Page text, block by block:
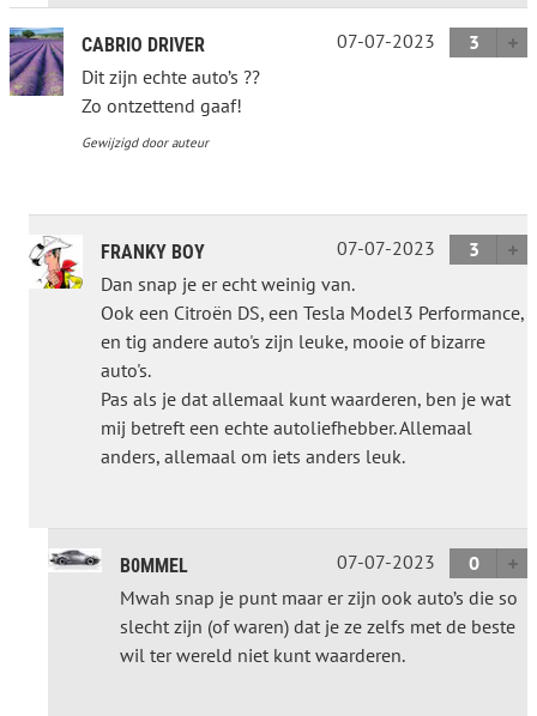
CABRIO DRIVER 07-07-2023
3
Dit zijn echte auto’s ??
Zo ontzettend gaaf!
Gewijzigd door auteur
FRANKY BOY 07-07-2023
3
Dan snap je er echt weinig van.
Ook een Citroën DS, een Tesla Model3 Performance,
en tig andere auto's zijn leuke, mooie of bizarre
auto's.
Pas als je dat allemaal kunt waarderen, ben je wat
mij betreft een echte autoliefhebber. Allemaal
anders, allemaal om iets anders leuk.
B0MMEL 07-07-2023
0
Mwah snap je punt maar er zijn ook auto’s die so
slecht zijn (of waren) dat je ze zelfs met de beste
wil ter wereld niet kunt waarderen.